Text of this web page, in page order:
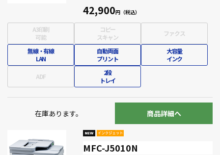
42,900
A3印刷
可能
コピー
スキャン
ファクス
無線・有線
LAN
自動両面
プリント
大容量
インク
ADF
2段
トレイ
在庫あります。 商品詳細へ
MFC-J5010N